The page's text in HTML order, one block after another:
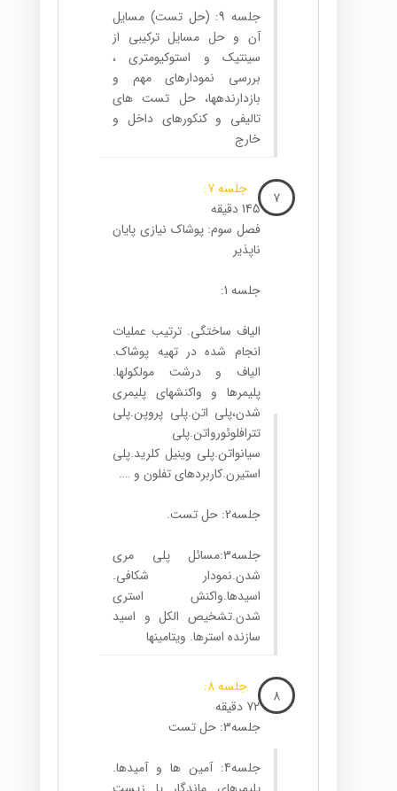
جلسه 9: (حل تست) مسایل
آن و حل مسایل ترکیبی از
سینتیک و استوکیومتری ،
بررسی نمودارهای مهم و
بازدارنده­ها، حل تست های
تالیفی و کنکورهای داخل و
خارج
7
جلسه 7:
145 دقیقه
فصل سوم: پوشاک نیازی پایان
ناپذیر
جلسه 1:
الیاف ساختگی. ترتیب عملیات
انجام شده در تهیه پوشاک.
الیاف و درشت مولکولها.
پلیمرها و واکنش­های پلیمری
شدن،پلی اتن.پلی پروپن.پلی
تترافلوئورواتن.پلی
سیانواتن.پلی وینیل کلرید.پلی
استیرن.کاربردهای تفلون و ….
جلسه2: حل تست.
جلسه3:مسائل پلی مری
شدن.نمودار شکافی.
اسیدها.واکنش استری
شدن.تشخیص الکل و اسید
سازنده استرها. ویتامین­ها
8
جلسه 8:
72 دقیقه
جلسه3: حل تست
جلسه4: آمین ها و آمیدها.